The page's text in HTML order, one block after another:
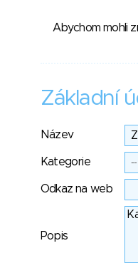
Abychom mohli
Základní
Název
Kategorie
Odkaz na web
Popis